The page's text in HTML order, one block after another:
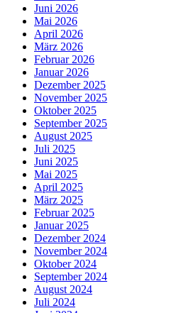
Juni 2026
Mai 2026
April 2026
März 2026
Februar 2026
Januar 2026
Dezember 2025
November 2025
Oktober 2025
September 2025
August 2025
Juli 2025
Juni 2025
Mai 2025
April 2025
März 2025
Februar 2025
Januar 2025
Dezember 2024
November 2024
Oktober 2024
September 2024
August 2024
Juli 2024